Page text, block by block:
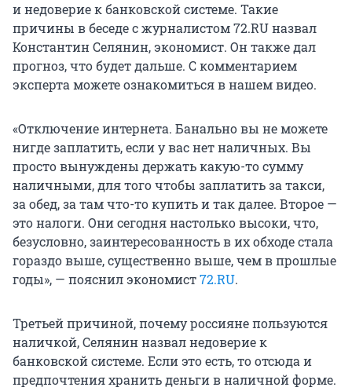
и недоверие к банковской системе. Такие
причины в беседе с журналистом 72.RU назвал
Константин Селянин, экономист. Он также дал
прогноз, что будет дальше. С комментарием
эксперта можете ознакомиться в нашем видео.
«Отключение интернета. Банально вы не можете
нигде заплатить, если у вас нет наличных. Вы
просто вынуждены держать какую-то сумму
наличными, для того чтобы заплатить за такси,
за обед, за там что-то купить и так далее. Второе —
это налоги. Они сегодня настолько высоки, что,
безусловно, заинтересованность в их обходе стала
гораздо выше, существенно выше, чем в прошлые
годы», — пояснил экономист72.RU.
Третьей причиной, почему россияне пользуются
наличкой, Селянин назвал недоверие к
банковской системе. Если это есть, то отсюда и
предпочтения хранить деньги в наличной форме.